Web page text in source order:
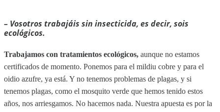
– Vosotros trabajáis sin insecticida, es decir, sois
ecológicos.
Trabajamos con tratamientos ecológicos, aunque no estamos
certificados de momento. Ponemos para el mildiu cobre y para el
oidio azufre, ya está. Y no tenemos problemas de plagas, y si
tenemos plagas, como el mosquito verde que hemos tenido estos
años, nos arriesgamos. No hacemos nada. Nuestra apuesta es por la